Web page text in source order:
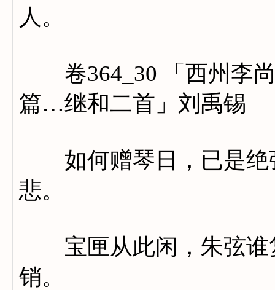
人。
卷364_30 「西州李尚
篇…继和二首」刘禹锡
如何赠琴日，已是绝
悲。
宝匣从此闲，朱弦谁
销。